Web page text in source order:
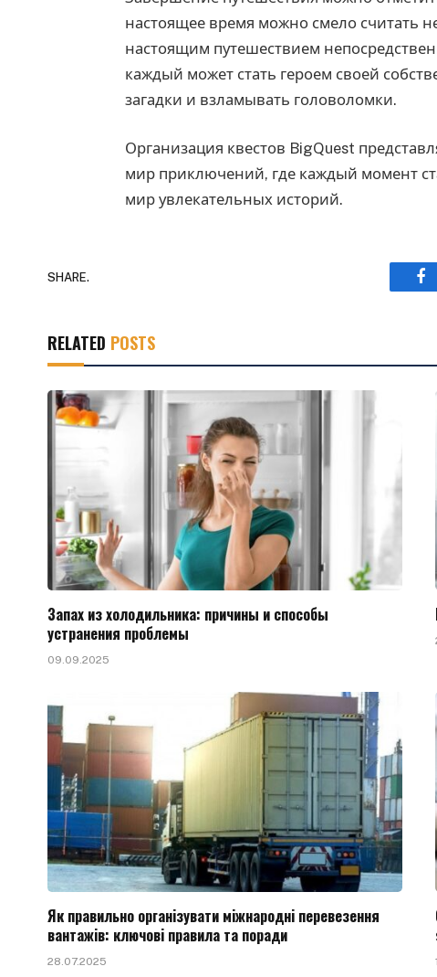
настоящее время можно смело считать
настоящим путешествием
каждый может стать героем своей
загадки и взламывать головоломки.
Организация квестов BigQuest
мир приключений, где каждый момент
мир увлекательных историй.
SHARE.
RELATED POSTS
Запах из холодильника: причины и способы
устранения проблемы
09.09.2025
Як правильно організувати міжнародні перевезення
вантажів: ключові правила та поради
28.07.2025